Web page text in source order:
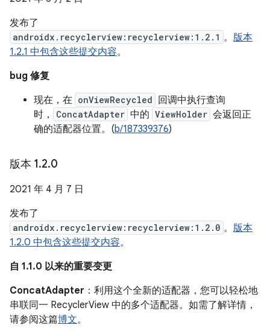
发布了
androidx.recyclerview:recyclerview:1.2.1 。 版本
1.2.1 中包含这些提交内容。
bug 修复
现在，在 onViewRecycled
回调中执行查询
时，
ConcatAdapter 中的 ViewHolder 会返回正
确的适配器位置。(b/187339376)
版本 1.2.0
2021 年 4 月 7 日
发布了
androidx.recyclerview:recyclerview:1.2.0 。 版本
1.2.0 中包含这些提交内容。
自 1.1.0 以来的重要变更
ConcatAdapter ：利用这个全新的适配器，您可以轻松地
串联同一 RecyclerView 中的多个适配器。如需了解详情，
请参阅这篇博文。